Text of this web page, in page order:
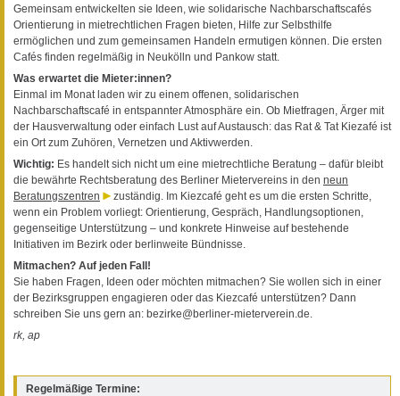
Gemeinsam entwickelten sie Ideen, wie solidarische Nachbarschaftscafés
Orientierung in mietrechtlichen Fragen bieten, Hilfe zur Selbsthilfe
ermöglichen und zum gemeinsamen Handeln ermutigen können. Die ersten
Cafés finden regelmäßig in Neukölln und Pankow statt.
Was erwartet die Mieter:innen?
Einmal im Monat laden wir zu einem offenen, solidarischen
Nachbarschaftscafé in entspannter Atmosphäre ein. Ob Mietfragen, Ärger mit
der Hausverwaltung oder einfach Lust auf Austausch: das Rat & Tat Kiezafé ist
ein Ort zum Zuhören, Vernetzen und Aktivwerden.
Wichtig: Es handelt sich nicht um eine mietrechtliche Beratung – dafür bleibt
die bewährte Rechtsberatung des Berliner Mietervereins in den neun
Beratungszentren
zuständig. Im Kiezcafé geht es um die ersten Schritte,
wenn ein Problem vorliegt: Orientierung, Gespräch, Handlungsoptionen,
gegenseitige Unterstützung – und konkrete Hinweise auf bestehende
Initiativen im Bezirk oder berlinweite Bündnisse.
Mitmachen? Auf jeden Fall!
Sie haben Fragen, Ideen oder möchten mitmachen? Sie wollen sich in einer
der Bezirksgruppen engagieren oder das Kiezcafé unterstützen? Dann
schreiben Sie uns gern an: bezirke@berliner-mieterverein.de.
rk, ap
Regelmäßige Termine: